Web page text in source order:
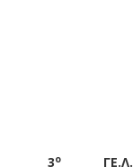
3ο
ΓΕ.Λ.